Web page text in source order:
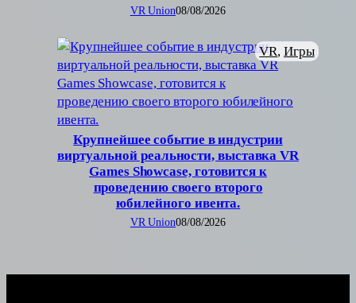
VR Union08/08/2026
Крупнейшее событие в индустрии
виртуальной реальности, выставка VR
Games Showcase, готовится к
проведению своего второго
юбилейного ивента.
VR, Игры
VR Union08/08/2026